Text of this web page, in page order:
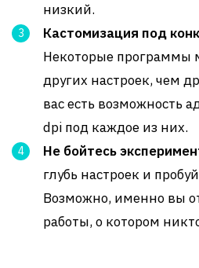
низкий.
Кастомизация под
Некоторые программы
других настроек, чем
вас есть возможность
dpi под каждое из них.
Не бойтесь
глубь настроек и
Возможно, именно вы
работы, о котором